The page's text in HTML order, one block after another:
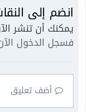
انضم إلى
يمكنك أن تنشر
فسجل الدخول
أضف تعليق